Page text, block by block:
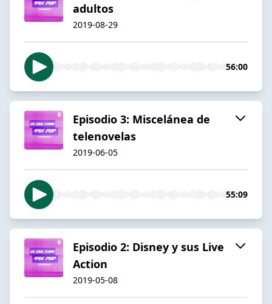
adultos
2019-08-29
56:00
Episodio 3: Miscelánea de
telenovelas
2019-06-05
55:09
Episodio 2: Disney y sus Live
Action
2019-05-08